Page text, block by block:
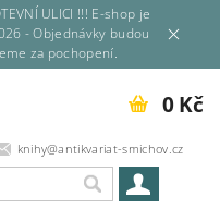
ULICI !!! E-shop je
- Objednávky budou
za pochopení.
knihy@antikvariat-smichov.cz
0 Kč